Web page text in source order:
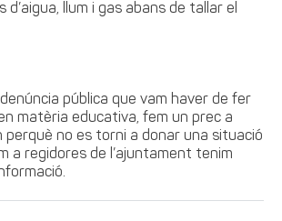
d’aigua, llum i gas abans de tallar el
pública que vam haver de fer
matèria educativa, fem un prec a
perquè no es torni a donar una situació
a regidores de l’ajuntament tenim